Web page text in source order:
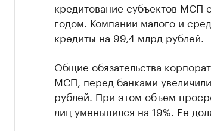
кредитование субъектов МСП
годом. Компании малого и
кредиты на 99,4 млрд рублей.
Общие обязательства
МСП, перед банками
рублей. При этом объем
лиц уменьшился на 19%. Ее